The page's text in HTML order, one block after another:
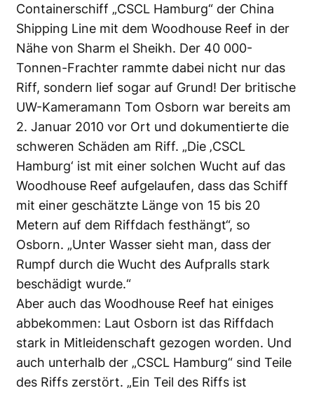
Containerschiff „CSCL Hamburg“ der China
Shipping Line mit dem Woodhouse Reef in der
Nähe von Sharm el Sheikh. Der 40 000-
Tonnen-Frachter rammte dabei nicht nur das
Riff, sondern lief sogar auf Grund! Der britische
UW-Kameramann Tom Osborn war bereits am
2. Januar 2010 vor Ort und dokumentierte die
schweren Schäden am Riff. „Die ‚CSCL
Hamburg‘ ist mit einer solchen Wucht auf das
Woodhouse Reef aufgelaufen, dass das Schiff
mit einer geschätzte Länge von 15 bis 20
Metern auf dem Riffdach festhängt“, so
Osborn. „Unter Wasser sieht man, dass der
Rumpf durch die Wucht des Aufpralls stark
beschädigt wurde.“
Aber auch das Woodhouse Reef hat einiges
abbekommen: Laut Osborn ist das Riffdach
stark in Mitleidenschaft gezogen worden. Und
auch unterhalb der „CSCL Hamburg“ sind Teile
des Riffs zerstört. „Ein Teil des Riffs ist